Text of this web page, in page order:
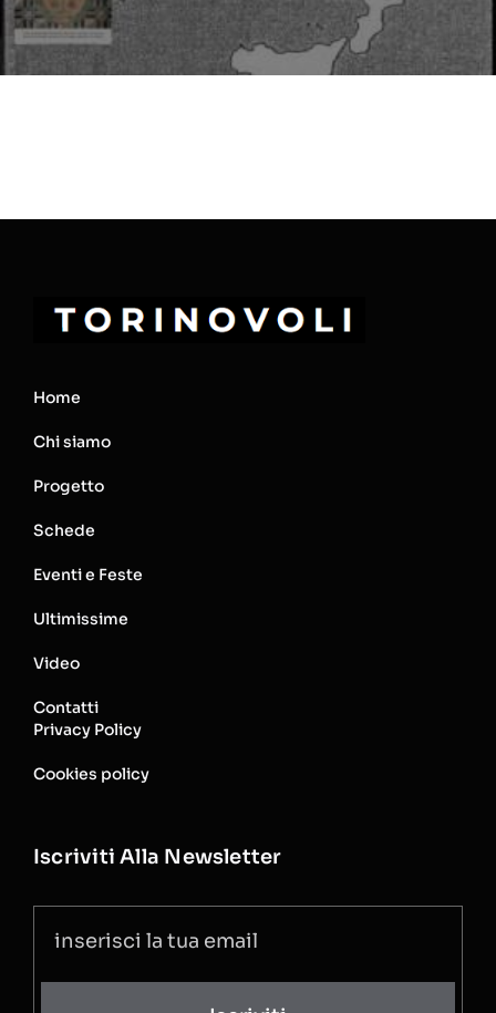
Home
Chi siamo
Progetto
Schede
Eventi e Feste
Ultimissime
Video
Contatti
Privacy Policy
Cookies policy
Iscriviti Alla Newsletter